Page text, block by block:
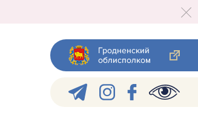
Гродненский
облисполком